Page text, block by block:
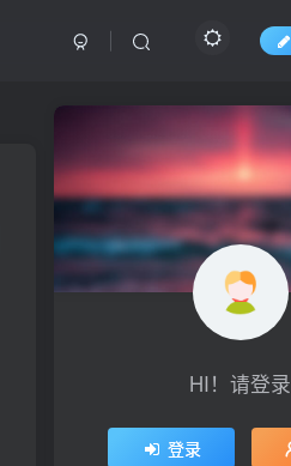
HI！请登录
登录